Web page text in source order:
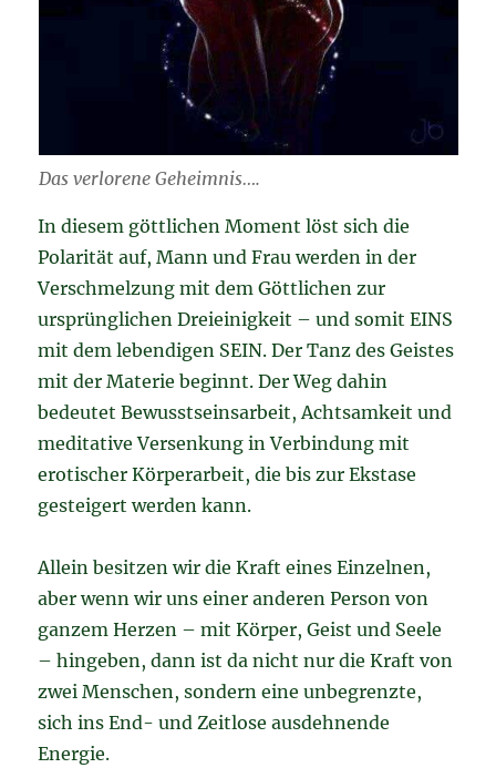
Das verlorene Geheimnis….
In diesem göttlichen Moment löst sich die
Polarität auf, Mann und Frau werden in der
Verschmelzung mit dem Göttlichen zur
ursprünglichen Dreieinigkeit – und somit EINS
mit dem lebendigen SEIN. Der Tanz des Geistes
mit der Materie beginnt. Der Weg dahin
bedeutet Bewusstseinsarbeit, Achtsamkeit und
meditative Versenkung in Verbindung mit
erotischer Körperarbeit, die bis zur Ekstase
gesteigert werden kann.
Allein besitzen wir die Kraft eines Einzelnen,
aber wenn wir uns einer anderen Person von
ganzem Herzen – mit Körper, Geist und Seele
– hingeben, dann ist da nicht nur die Kraft von
zwei Menschen, sondern eine unbegrenzte,
sich ins End- und Zeitlose ausdehnende
Energie.